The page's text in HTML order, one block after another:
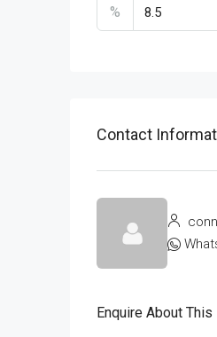
%
Contact
Enquire About